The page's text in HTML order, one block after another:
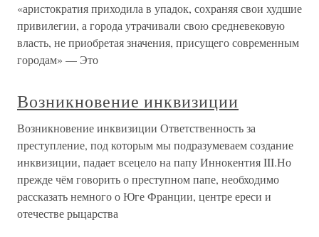
«аристократия приходила в упадок, сохраняя свои худшие
привилегии, а города утрачивали свою средневековую
власть, не приобретая значения, присущего современным
городам» — Это
Возникновение инквизиции
Возникновение инквизиции Ответственность за
преступление, под которым мы подразумеваем создание
инквизиции, падает всецело на папу Иннокентия III.Но
прежде чём говорить о преступном папе, необходимо
рассказать немного о Юге Франции, центре ереси и
отечестве рыцарства